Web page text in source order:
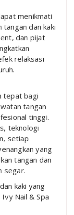
menikmati
dan kaki
dan pijat
relaksasi
tepat bagi
tangan
tinggi.
teknologi
setiap
yang
tangan dan
segar.
kaki yang
Nail & Spa